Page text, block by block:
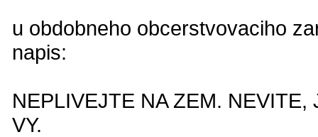
u obdobneho obcerstvovaciho
napis:
NEPLIVEJTE NA ZEM.
VY.